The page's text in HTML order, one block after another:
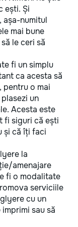
ești. Și
așa-numitul
mai bune
le ceri să
fi un simplu
ca acesta să
o mai
un
Acesta este
fi siguri că ești
și că îți faci
la
amenajare
fi o modalitate
serviciile
cu un
sau să